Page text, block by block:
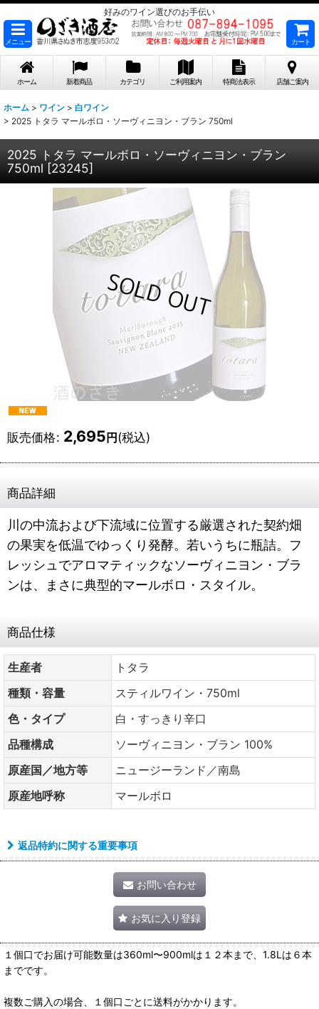
好みのワイン選びのお手伝い
メニュー カート
ホーム 新着商品 カテゴリ ご利用案内 特商法表示 店舗ご案内
ホーム > ワイン > 白ワイン
> 2025 トタラ マールボロ・ソーヴィニヨン・ブラン 750ml
2025 トタラ マールボロ・ソーヴィニヨン・ブラン
750ml [23245]
販売価格: 2,695 円 (税込)
商品詳細
川の中流および下流域に位置する厳選された契約畑
の果実を低温でゆっくり発酵。若いうちに瓶詰。フ
レッシュでアロマティックなソーヴィニヨン・ブラ
ンは、まさに典型的マールボロ・スタイル。
商品仕様
生産者
トタラ
種類・容量
スティルワイン・750ml
色・タイプ
白・すっきり辛口
品種構成
ソーヴィニヨン・ブラン 100%
原産国／地方等
ニュージーランド／南島
原産地呼称
マールボロ
返品特約に関する重要事項
お問い合わせ
お気に入り登録
１個口でお届け可能数量は360ml〜900mlは１２本まで、1.8Lは６本
までです。
複数ご購入の場合、１個口ごとに送料がかかります。